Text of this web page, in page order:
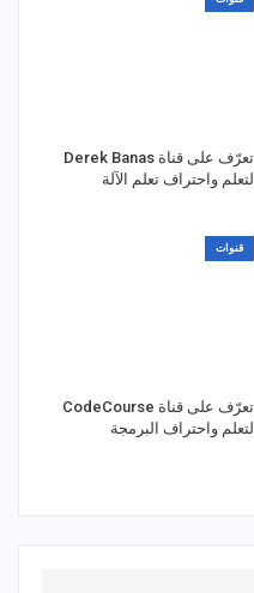
تعرّف على قناة Derek Banas
لتعلم واحتراف تعلم الآلة
قنوات
تعرّف على قناة CodeCourse
لتعلم واحتراف البرمجة